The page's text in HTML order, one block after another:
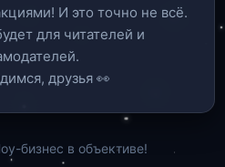
И это точно не всё.
для читателей и
друзья 👀
бизнес в объективе!